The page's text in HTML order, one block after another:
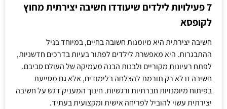
7 פעילויות לילדים שיעודדו חשיבה יצירתית מחוץ
לקופסא
חשיבה יצירתית היא מיומנות חשובה בחיים, במיוחד בגיל
ההתבגרות. היא מאפשרת לילדים לפתור בעיות בדרכים חדשניות,
לפתח רעיונות מקוריים ולבנות הבנה מעמיקה של העולם סביבם.
חשיבה זו לא רק תורמת להצלחה בלימודים, אלא גם מסייעת
בפיתוח מיומנויות חברתיות ורגשיות. חינוך המעניק דגש על חשיבה
יצירתית עשוי להוביל לפריחה אישית ומקצועית בעתיד.